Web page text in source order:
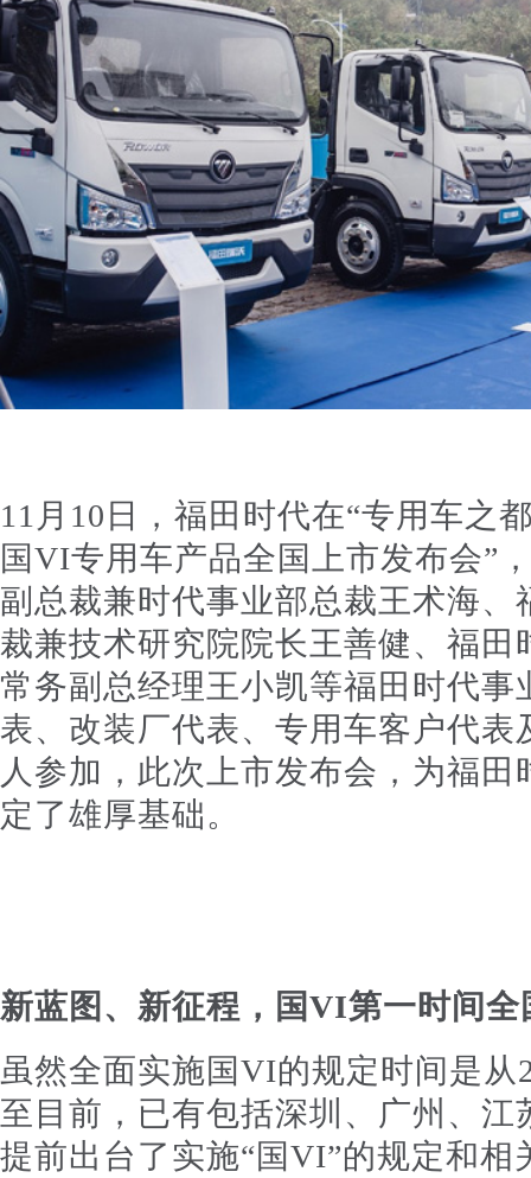
11月10日，福田时代在“专用车之
国VI专用车产品全国上市发布会”
副总裁兼时代事业部总裁王术海
裁兼技术研究院院长王善健、福
常务副总经理王小凯等福田时代
表、改装厂代表、专用车客户代表
人参加，此次上市发布会，为福田
定了雄厚基础。
新蓝图、新征程，国VI第一时间全
虽然全面实施国VI的规定时间是从
至目前，已有包括深圳、广州、
提前出台了实施“国VI”的规定和